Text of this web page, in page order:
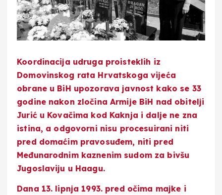
Koordinacija udruga proisteklih iz
Domovinskog rata Hrvatskoga vijeća
obrane u BiH upozorava javnost kako se 33
godine nakon zločina Armije BiH nad obitelji
Jurić u Kovačima kod Kaknja i dalje ne zna
istina, a odgovorni nisu procesuirani niti
pred domaćim pravosuđem, niti pred
Međunarodnim kaznenim sudom za bivšu
Jugoslaviju u Haagu.
Dana 13. lipnja 1993. pred očima majke i